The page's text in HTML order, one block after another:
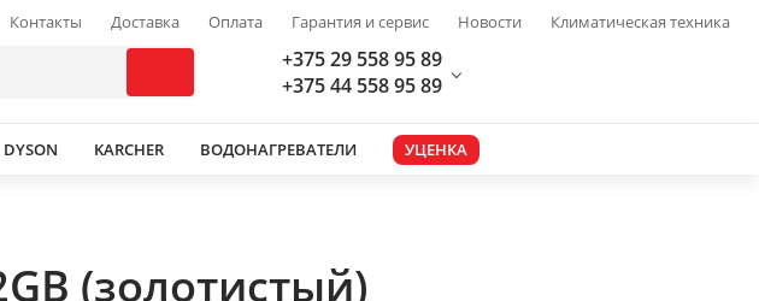
Контакты Доставка Оплата Гарантия и сервис Новости Климатическая техника
+375 29 558 95 89
+375 44 558 95 89
DYSON KARCHER ВОДОНАГРЕВАТЕЛИ УЦЕНКА
(золотистый)